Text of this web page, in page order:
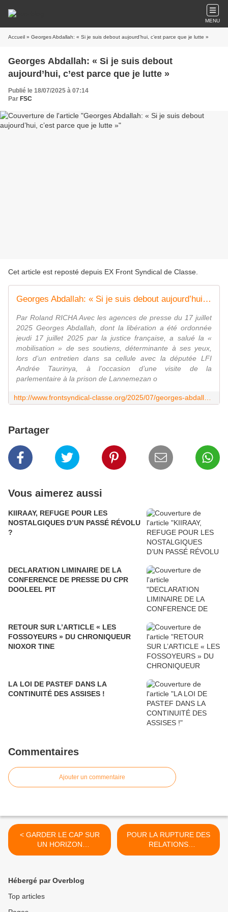
MENU
Accueil » Georges Abdallah: « Si je suis debout aujourd’hui, c’est parce que je lutte »
Georges Abdallah: « Si je suis debout
aujourd’hui, c’est parce que je lutte »
Publié le 18/07/2025 à 07:14
Par FSC
Cet article est reposté depuis EX Front Syndical de Classe
Georges Abdallah: « Si je suis debout aujourd’hui, c’est parce que je lutte »
Par Roland RICHA Avec les agences de presse du 17 juillet
2025 Georges Abdallah, dont la libération a été ordonnée
jeudi 17 juillet 2025 par la justice française, a salué la «
mobilisation » de ses soutiens, déterminante à ses yeux,
lors d’un entretien dans sa cellule avec la députée LFI
Andrée Taurinya, à l’occasion d’une visite de la
parlementaire à la prison de Lannemezan o
Partager
Vous aimerez aussi
KIIRAAY, REFUGE POUR LES
NOSTALGIQUES D’UN PASSÉ RÉVOLU
?
DECLARATION LIMINAIRE DE LA
CONFERENCE DE PRESSE DU CPR
DOOLEEL PIT
RETOUR SUR L’ARTICLE « LES
FOSSOYEURS » DU CHRONIQUEUR
NIOXOR TINE
LA LOI DE PASTEF DANS LA
CONTINUITÉ DES ASSISES !
Commentaires
Ajouter un commentaire
< GARDER LE CAP SUR
UN HORIZON
DÉMOCRATIQUE !
POUR LA RUPTURE DES
RELATIONS
DIPLOMATIQUES ENTRE
Hébergé par Overblog
Top articles